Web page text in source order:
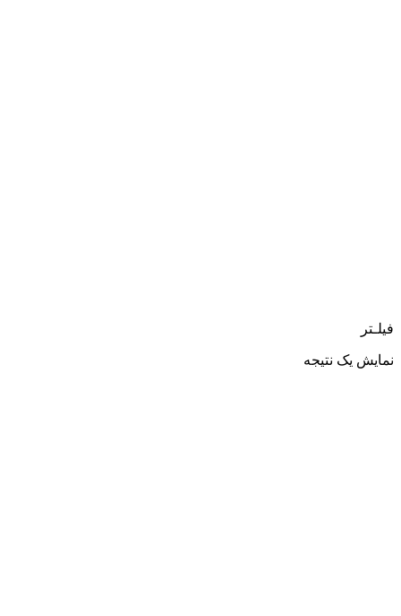
فیلـتر
نمایش یک نتیجه